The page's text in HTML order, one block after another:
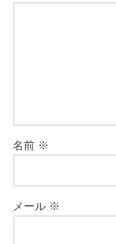
名前 ※
メール ※